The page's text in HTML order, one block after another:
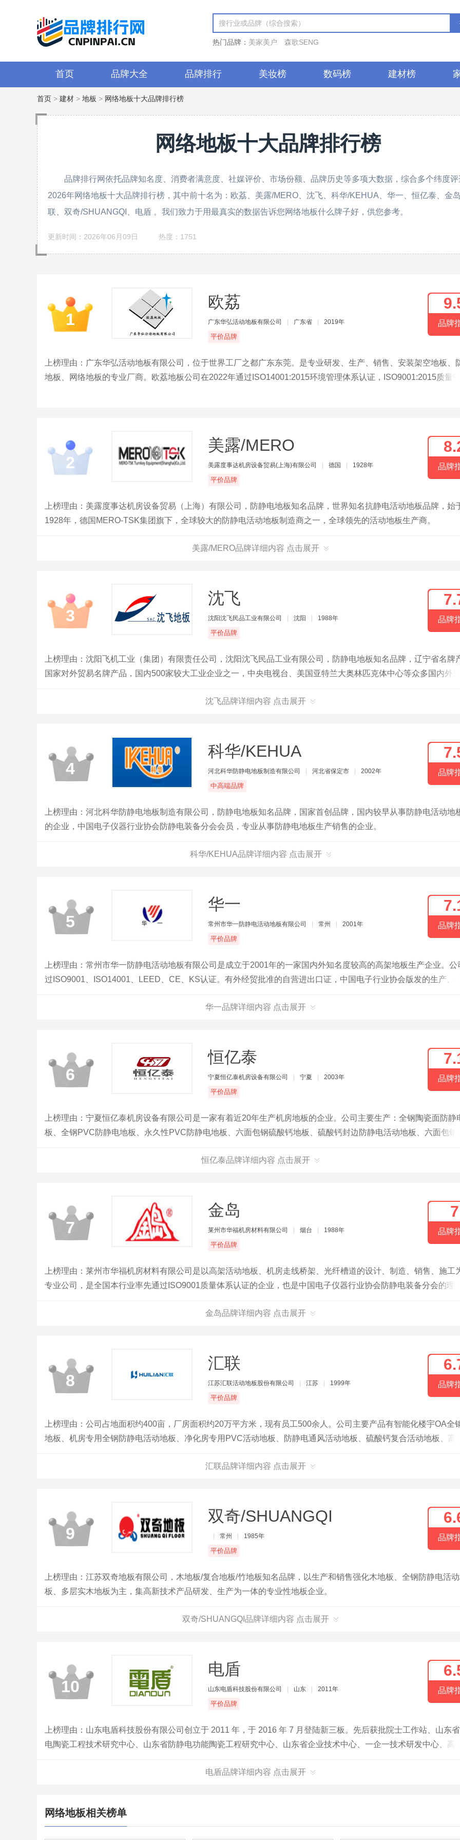
热门品牌： 美家美户 森歌SENG
首页 品牌大全 品牌排行 美妆榜 数码榜 建材榜
首页 > 建材 > 地板 > 网络地板十大品牌排行榜
网络地板十大品牌排行榜
品牌排行网依托品牌知名度、消费者满意度、社媒评价、市场份额、品牌历史等多项大数据，综合多个纬度评
2026年网络地板十大品牌排行榜，其中前十名为：欧荔、美露/MERO、沈飞、科华/KEHUA、华一、恒亿泰、金
联、双奇/SHUANGQI、电盾 。我们致力于用最真实的数据告诉您网络地板什么牌子好，供您参考。
更新时间：2026年06月09日 热度：1751
1
欧荔
广东华弘活动地板有限公司 广东省 2019年
平价品牌
品牌
上榜理由：广东华弘活动地板有限公司，位于世界工厂之都广东东莞。是专业研发、生产、销售、安装架空地板、
地板、网络地板的专业厂商。欧荔地板公司在2022年通过ISO14001:2015环境管理体系认证，ISO9001:2015质量
2
美露/MERO
美露度事达机房设备贸易(上海)有限公司 德国 1928年
平价品牌
品牌
上榜理由：美露度事达机房设备贸易（上海）有限公司，防静电地板知名品牌，世界知名抗静电活动地板品牌，始
1928年，德国MERO-TSK集团旗下，全球较大的防静电活动地板制造商之一，全球领先的活动地板生产商。
美露/MERO品牌详细内容 点击展开
3
沈飞
沈阳沈飞民品工业有限公司 沈阳 1988年
平价品牌
品牌
上榜理由：沈阳飞机工业（集团）有限责任公司，沈阳沈飞民品工业有限公司，防静电地板知名品牌，辽宁省名牌
国家对外贸易名牌产品，国内500家较大工业企业之一，中央电视台、美国亚特兰大奥林匹克体中心等众多国内外
沈飞品牌详细内容 点击展开
4
科华/KEHUA
河北科华防静电地板制造有限公司 河北省保定市 2002年
中高端品牌
品牌
上榜理由：河北科华防静电地板制造有限公司，防静电地板知名品牌，国家首创品牌，国内较早从事防静电活动地
的企业，中国电子仪器行业协会防静电装备分会会员，专业从事防静电地板生产销售的企业。
科华/KEHUA品牌详细内容 点击展开
5
华一
常州市华一防静电活动地板有限公司 常州 2001年
平价品牌
品牌
上榜理由：常州市华一防静电活动地板有限公司是成立于2001年的一家国内外知名度较高的高架地板生产企业。公
过ISO9001、ISO14001、LEED、CE、KS认证。有外经贸批准的自营进出口证，中国电子行业协会版发的生产、
公司注册资金5118万元人民币，工厂占地面积86000m2。拥有2条钢质架空地板行业较先进的全自动数控制造生产
华一品牌详细内容 点击展开
6
恒亿泰
宁夏恒亿泰机房设备有限公司 宁夏 2003年
平价品牌
品牌
上榜理由：宁夏恒亿泰机房设备有限公司是一家有着近20年生产机房地板的企业。公司主要生产：全钢陶瓷面防静
板、全钢PVC防静电地板、永久性PVC防静电地板、六面包钢硫酸钙地板、硫酸钙封边防静电活动地板、六面包钢
恒亿泰品牌详细内容 点击展开
7
金岛
莱州市华福机房材料有限公司 烟台 1988年
平价品牌
7
品牌
上榜理由：莱州市华福机房材料有限公司是以高架活动地板、机房走线桥架、光纤槽道的设计、制造、销售、施工
专业公司，是全国本行业率先通过ISO9001质量体系认证的企业，也是中国电子仪器行业协会防静电装备分会的理
内外享有很高的声誉，国内市场遍布祖国各地，海外市场出口到东西欧、南北美、中东、东南亚、南亚、非洲等世
金岛品牌详细内容 点击展开
8
汇联
江苏汇联活动地板股份有限公司 江苏 1999年
平价品牌
品牌
上榜理由：公司占地面积约400亩，厂房面积约20万平方米，现有员工500余人。公司主要产品有智能化楼宇OA全
地板、机房专用全钢防静电活动地板、净化房专用PVC活动地板、防静电通风活动地板、硫酸钙复合活动地板、高
完成活动地板的中心载荷测试、滚动测试、冲击测试、防静电性能等项目的测试。公司产品严格通过美国CISCA标
汇联品牌详细内容 点击展开
9
双奇/SHUANGQI
常州 1985年
平价品牌
品牌
上榜理由：江苏双奇地板有限公司，木地板/复合地板/竹地板知名品牌，以生产和销售强化木地板、全钢防静电活
板、多层实木地板为主，集高新技术产品研发、生产为一体的专业性地板企业。
双奇/SHUANGQI品牌详细内容 点击展开
10
电盾
山东电盾科技股份有限公司 山东 2011年
平价品牌
品牌
上榜理由：山东电盾科技股份有限公司创立于 2011 年，于 2016 年 7 月登陆新三板。先后获批院士工作站、山东
电陶瓷工程技术研究中心、山东省防静电功能陶瓷工程研究中心、山东省企业技术中心、一企一技术研发中心、高
电盾品牌详细内容 点击展开
网络地板相关榜单